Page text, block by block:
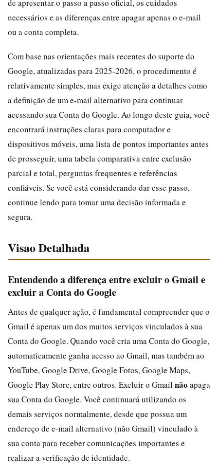
de apresentar o passo a passo oficial, os cuidados
necessários e as diferenças entre apagar apenas o e-mail
ou a conta completa.
Com base nas orientações mais recentes do suporte do
Google, atualizadas para 2025-2026, o procedimento é
relativamente simples, mas exige atenção a detalhes como
a definição de um e-mail alternativo para continuar
acessando sua Conta do Google. Ao longo deste guia, você
encontrará instruções claras para computador e
dispositivos móveis, uma lista de pontos importantes antes
de prosseguir, uma tabela comparativa entre exclusão
parcial e total, perguntas frequentes e referências
confiáveis. Se você está considerando dar esse passo,
continue lendo para tomar uma decisão informada e
segura.
Visao Detalhada
Entendendo a diferença entre excluir o Gmail e
excluir a Conta do Google
Antes de qualquer ação, é fundamental compreender que o
Gmail é apenas um dos muitos serviços vinculados à sua
Conta do Google. Quando você cria uma Conta do Google,
automaticamente ganha acesso ao Gmail, mas também ao
YouTube, Google Drive, Google Fotos, Google Maps,
Google Play Store, entre outros. Excluir o Gmail não apaga
sua Conta do Google. Você continuará utilizando os
demais serviços normalmente, desde que possua um
endereço de e-mail alternativo (não Gmail) vinculado à
sua conta para receber comunicações importantes e
realizar a verificação de identidade.